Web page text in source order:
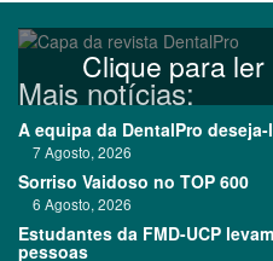
Clique para ler
Mais notícias:
A equipa da DentalPro
7 Agosto, 2026
Sorriso Vaidoso no TOP 600
6 Agosto, 2026
Estudantes da FMD-UCP
pessoas